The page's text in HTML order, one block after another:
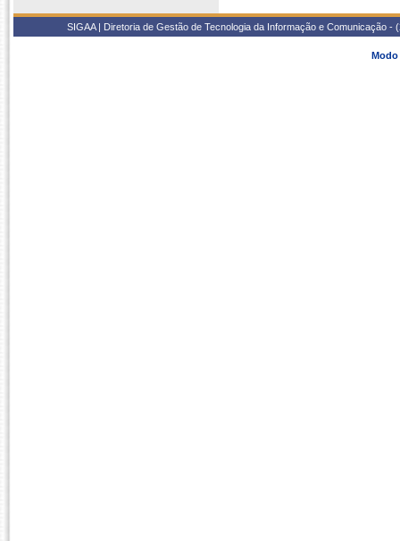
SIGAA | Diretoria de Gestão de Tecnologia da Informação e
Modo